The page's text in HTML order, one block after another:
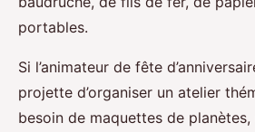
portables.
Si l’animateur de fête
projette d’organiser un atelier
besoin de maquettes de